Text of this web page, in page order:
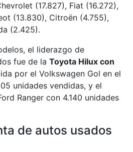
(17.827), Fiat (16.272),
(13.830), Citroën (4.755),
(2.425).
el liderazgo de
fue de la Toyota Hilux con
por el Volkswagen Gol en el
unidades vendidas, y el
Ranger con 4.140 unidades
de autos usados